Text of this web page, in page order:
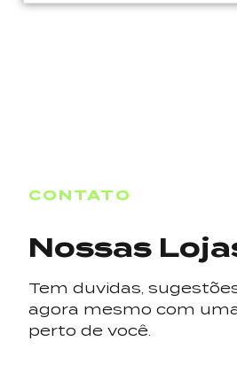
CONTATO
Nossas
Tem duvidas,
agora mesmo com
perto de você.